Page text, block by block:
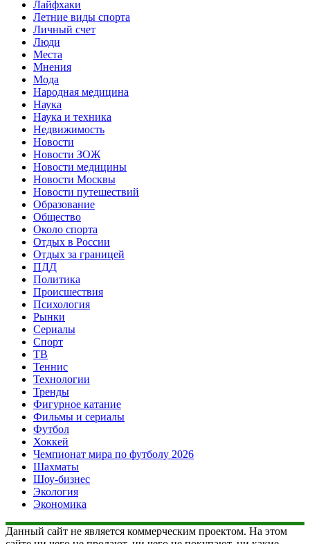
Лайфхаки
Летние виды спорта
Личный счет
Люди
Места
Мнения
Мода
Народная медицина
Наука
Наука и техника
Недвижимость
Новости
Новости ЗОЖ
Новости медицины
Новости Москвы
Новости путешествий
Образование
Общество
Около спорта
Отдых в России
Отдых за границей
ПДД
Политика
Происшествия
Психология
Рынки
Сериалы
Спорт
ТВ
Теннис
Технологии
Тренды
Фигурное катание
Фильмы и сериалы
Футбол
Хоккей
Чемпионат мира по футболу 2026
Шахматы
Шоу-бизнес
Экология
Экономика
Данный сайт не является коммерческим проектом. На этом